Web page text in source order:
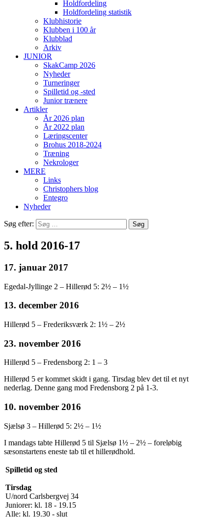
Holdfordeling
Holdfordeling statistik
Klubhistorie
Klubben i 100 år
Klubblad
Arkiv
JUNIOR
SkakCamp 2026
Nyheder
Turneringer
Spilletid og -sted
Junior trænere
Artikler
År 2026 plan
År 2022 plan
Læringscenter
Brohus 2018-2024
Træning
Nekrologer
MERE
Links
Christophers blog
Entegro
Nyheder
Søg efter:
5. hold 2016-17
17. januar 2017
Egedal-Jyllinge 2 – Hillerød 5: 2½ – 1½
13. december 2016
Hillerød 5 – Frederiksværk 2: 1½ – 2½
23. november 2016
Hillerød 5 – Fredensborg 2: 1 – 3
Hillerød 5 er kommet skidt i gang. Tirsdag blev det til et nyt
nederlag. Denne gang mod Fredensborg 2 på 1-3.
10. november 2016
Sjælsø 3 – Hillerød 5: 2½ – 1½
I mandags tabte Hillerød 5 til Sjælsø 1½ – 2½ – foreløbig
sæsonstartens eneste tab til et hillerødhold.
Spilletid og sted
Tirsdag
U/nord Carlsbergvej 34
Juniorer: kl. 18 - 19.15
Alle: kl. 19.30 - slut